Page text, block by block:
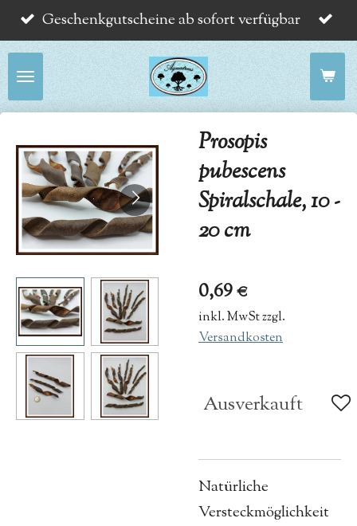
Zum
Hauptinhalt
springen
Geschenkgutscheine ab sofort verfügbar
Prosopis
pubescens
Spiralschale, 10 -
20 cm
0,69 €
inkl. MwSt zzgl.
Versandkosten
Ausverkauft
Natürliche
Versteckmöglichkeit